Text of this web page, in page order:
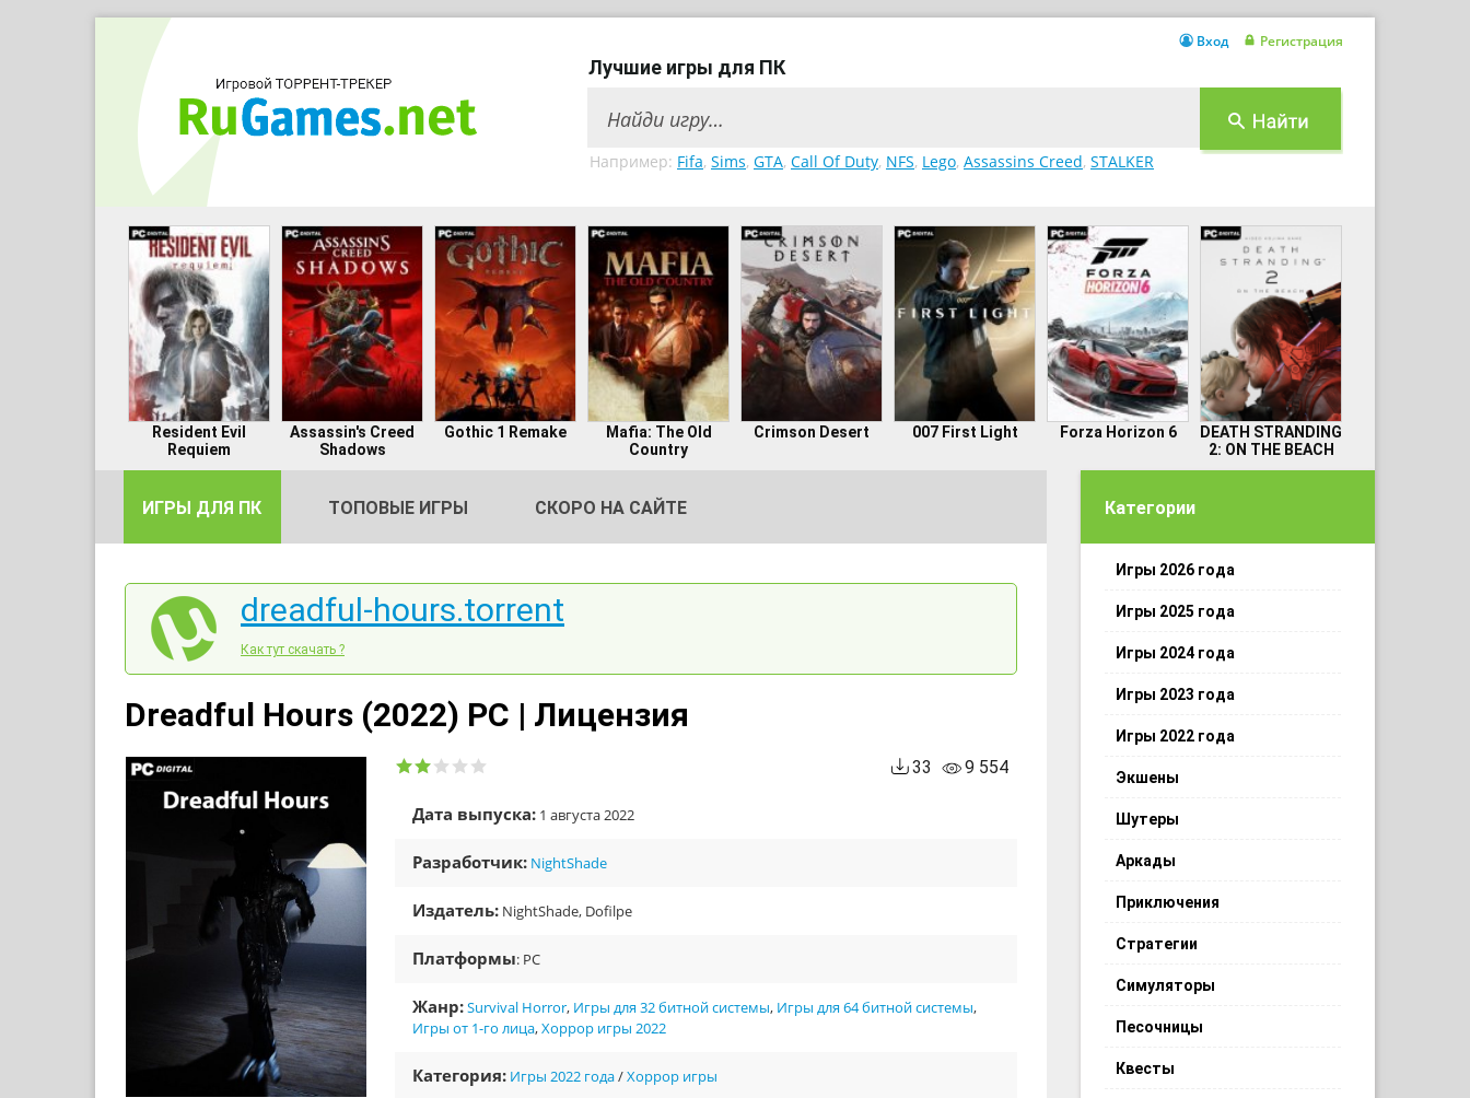
Лучшие игры для ПК
Например: Fifa, Sims, GTA, Call Of Duty, NFS, Lego, Assassins Creed, STALKER
Вход Регистрация
Resident Evil
Requiem
Assassin's Creed
Shadows
Gothic 1 Remake
Mafia: The Old
Country
Crimson Desert 007 First Light Forza Horizon 6
DEATH STRANDING
2: ON THE BEACH
ИГРЫ ДЛЯ ПК ТОПОВЫЕ ИГРЫ СКОРО НА САЙТЕ
dreadful-hours.torrent
Как тут скачать ?
Dreadful Hours (2022) PC | Лицензия
9 554
33
Дата выпуска: 1 августа 2022
Разработчик: NightShade
Издатель: NightShade, Dofilpe
Платформы: PC
Жанр:Survival Horror, Игры для 32 битной системы, Игры для 64 битной системы,
Игры от 1-го лица,Хоррор игры 2022
Категория: Игры 2022 года/Хоррор игры
Категории
Игры 2026 года
Игры 2025 года
Игры 2024 года
Игры 2023 года
Игры 2022 года
Экшены
Шутеры
Аркады
Приключения
Стратегии
Симуляторы
Песочницы
Квесты